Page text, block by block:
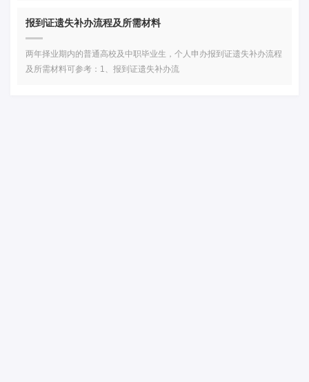
报到证遗失补办流程及所需材料
两年择业期内的普通高校及中职毕业生，个人申办报到证遗失补办流程
及所需材料可参考：1、报到证遗失补办流